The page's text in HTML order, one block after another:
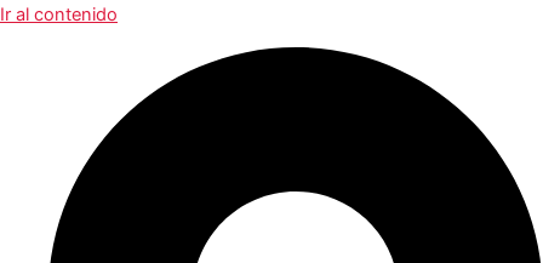
Ir al contenido